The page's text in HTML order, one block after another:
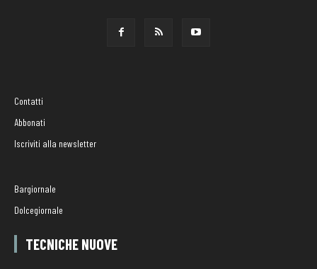
Contatti
Abbonati
Iscriviti alla newsletter
Bargiornale
Dolcegiornale
TECNICHE NUOVE